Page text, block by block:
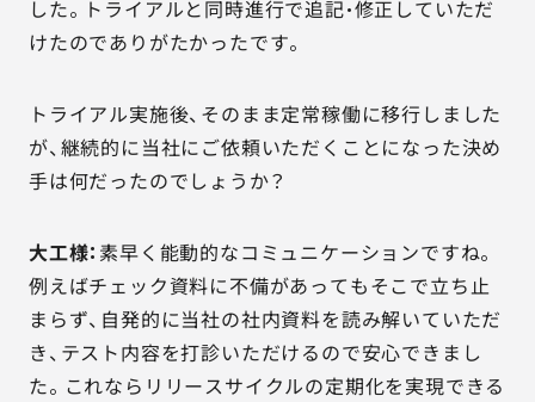
した。トライアルと同時進行で追記・修正していただ
けたのでありがたかったです。
トライアル実施後、そのまま定常稼働に移行しました
が、継続的に当社にご依頼いただくことになった決め
手は何だったのでしょうか？
大工様： 素早く能動的なコミュニケーションですね。
例えばチェック資料に不備があってもそこで立ち止
まらず、自発的に当社の社内資料を読み解いていただ
き、テスト内容を打診いただけるので安心できまし
た。これならリリースサイクルの定期化を実現できる